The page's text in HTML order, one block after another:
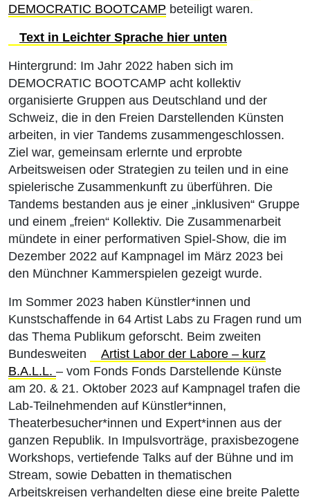
DEMOCRATIC BOOTCAMP beteiligt waren.
Text in Leichter Sprache hier unten
Hintergrund: Im Jahr 2022 haben sich im
DEMOCRATIC BOOTCAMP acht kollektiv
organisierte Gruppen aus Deutschland und der
Schweiz, die in den Freien Darstellenden Künsten
arbeiten, in vier Tandems zusammengeschlossen.
Ziel war, gemeinsam erlernte und erprobte
Arbeitsweisen oder Strategien zu teilen und in eine
spielerische Zusammenkunft zu überführen. Die
Tandems bestanden aus je einer „inklusiven“ Gruppe
und einem „freien“ Kollektiv. Die Zusammenarbeit
mündete in einer performativen Spiel-Show, die im
Dezember 2022 auf Kampnagel im März 2023 bei
den Münchner Kammerspielen gezeigt wurde.
Im Sommer 2023 haben Künstler*innen und
Kunstschaffende in 64 Artist Labs zu Fragen rund um
das Thema Publikum geforscht. Beim zweiten
Bundesweiten
Artist Labor der Labore – kurz
B.A.L.L. – vom Fonds Fonds Darstellende Künste
am 20. & 21. Oktober 2023 auf Kampnagel trafen die
Lab-Teilnehmenden auf Künstler*innen,
Theaterbesucher*innen und Expert*innen aus der
ganzen Republik. In Impulsvorträge, praxisbezogene
Workshops, vertiefende Talks auf der Bühne und im
Stream, sowie Debatten in thematischen
Arbeitskreisen verhandelten diese eine breite Palette